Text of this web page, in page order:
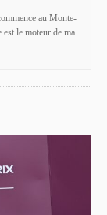
au Monte-
le moteur de ma